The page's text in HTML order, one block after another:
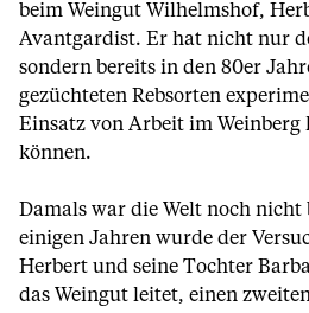
beim Weingut Wilhelmshof,
Avantgardist. Er hat nicht nur
sondern bereits in den 80er
gezüchteten Rebsorten
Einsatz von Arbeit im
können.
Damals war die Welt noch nicht
einigen Jahren wurde der
Herbert und seine Tochter
das Weingut leitet, einen